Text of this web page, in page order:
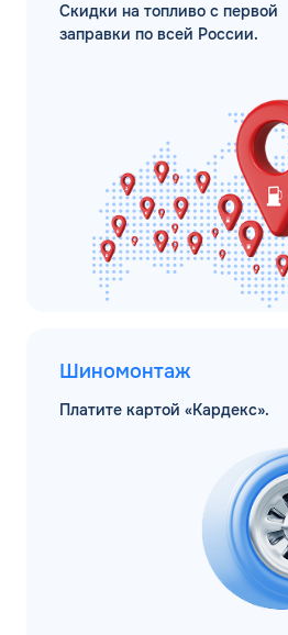
Скидки на топливо с первой
заправки по всей России.
Шиномонтаж
Платите картой «Кардекс».